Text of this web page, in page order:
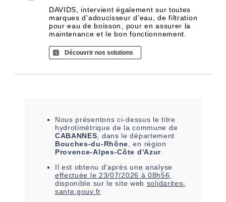
DAVIDS, intervient également sur toutes
marques d'adoucisseur d'eau, de filtration
pour eau de boisson, pour en assurer la
maintenance et le bon fonctionnement.
Découvrir nos solutions
Nous présentons ci-dessus le titre
hydrotimétrique de la commune de
CABANNES , dans le département
Bouches-du-Rhône , en région
Provence-Alpes-Côte d'Azur
Il est obtenu d'après une analyse
effectuée le 23/07/2026 à 08h56
disponible sur le site web solidarites-
sante.gouv.fr.